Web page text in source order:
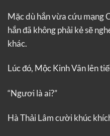
Mặc dù hắn vừa cứu mạng
hắn đã không phải kẻ sẽ
khác.
Lúc đó, Mộc Kinh Vân lên
“Ngươi là ai?”
Hà Thải Lâm cười khúc